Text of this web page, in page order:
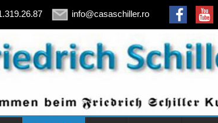
info@casaschiller.ro